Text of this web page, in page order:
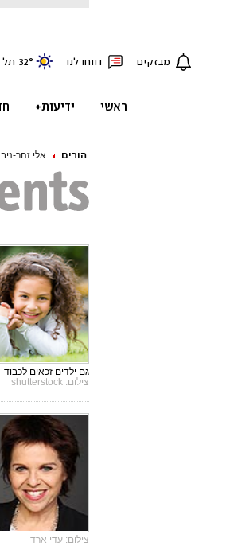
הורים אלי זהר-ניב
גם ילדים זכאים לכבוד
צילום: shutterstock
צילום: עדי ארד